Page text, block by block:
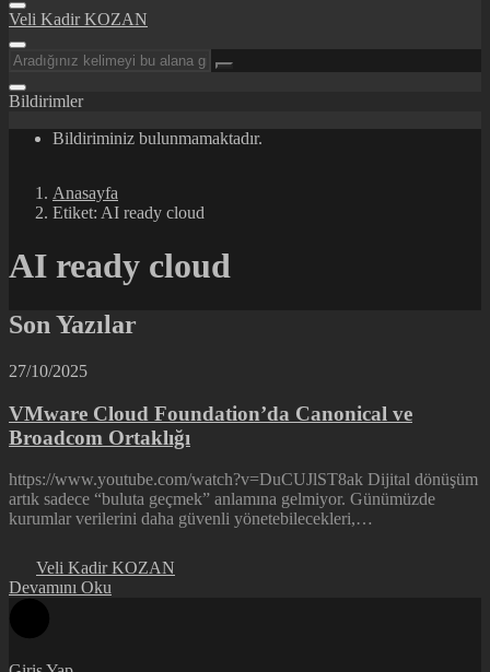
İletişim
Veli Kadir KOZAN
Bildirimler
Bildiriminiz bulunmamaktadır.
Anasayfa
Etiket: AI ready cloud
AI ready cloud
Son Yazılar
27/10/2025
VMware Cloud Foundation’da Canonical ve
Broadcom Ortaklığı
https://www.youtube.com/watch?v=DuCUJlST8ak Dijital dönüşüm
artık sadece “buluta geçmek” anlamına gelmiyor. Günümüzde
kurumlar verilerini daha güvenli yönetebilecekleri,…
Veli Kadir KOZAN
Devamını Oku